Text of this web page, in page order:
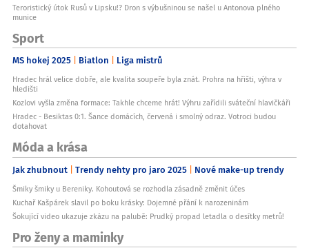
Teroristický útok Rusů v Lipsku!? Dron s výbušninou se našel u Antonova plného
munice
Sport
MS hokej 2025 Biatlon Liga mistrů
Hradec hrál velice dobře, ale kvalita soupeře byla znát. Prohra na hřišti, výhra v
hledišti
Kozlovi vyšla změna formace: Takhle chceme hrát! Výhru zařídili sváteční hlavičkáři
Hradec - Besiktas 0:1. Šance domácích, červená i smolný odraz. Votroci budou
dotahovat
Móda a krása
Jak zhubnout Trendy nehty pro jaro 2025 Nové make-up trendy
Šmiky šmiky u Bereniky. Kohoutová se rozhodla zásadně změnit účes
Kuchař Kašpárek slavil po boku krásky: Dojemné přání k narozeninám
Šokující video ukazuje zkázu na palubě: Prudký propad letadla o desítky metrů!
Pro ženy a maminky